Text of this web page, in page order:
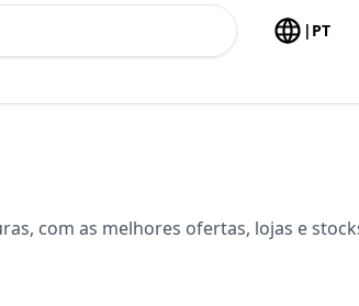
| PT
com as melhores ofertas, lojas e